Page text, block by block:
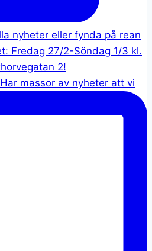
massor av nyheter att vi